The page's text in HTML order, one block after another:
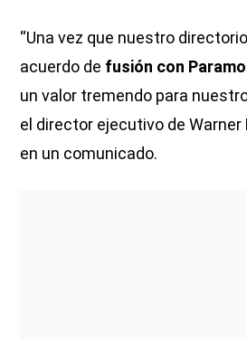
“Una vez que nuestro
acuerdo de fusión con
un valor tremendo para
el director ejecutivo de Warner
en un comunicado.